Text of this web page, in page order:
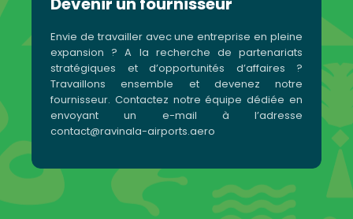
Envie de travailler avec une entreprise en pleine
expansion ? A la recherche de partenariats
stratégiques et d’opportunités d’affaires ?
Travaillons ensemble et devenez notre
fournisseur. Contactez notre équipe dédiée en
envoyant un e-mail à l’adresse
contact@ravinala-airports.aero